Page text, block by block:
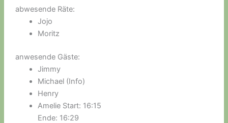
abwesende Räte:
Jojo
Moritz
anwesende Gäste:
Jimmy
Michael (Info)
Henry
Amelie Start: 16:15
Ende: 16:29